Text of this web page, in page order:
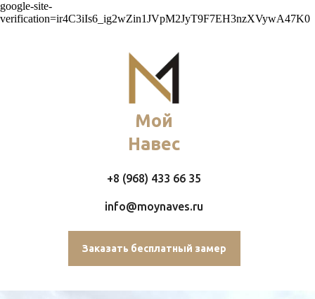
google-site-
verification=ir4C3iIs6_ig2wZin1JVpM2JyT9F7EH3nzXVywA47K0
Мой
Навес
+8 (968) 433 66 35
info@moynaves.ru
Заказать бесплатный замер